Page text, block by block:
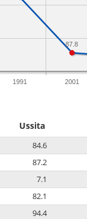
1991 2001
87.8
Ussita
84.6
87.2
7.1
82.1
94.4